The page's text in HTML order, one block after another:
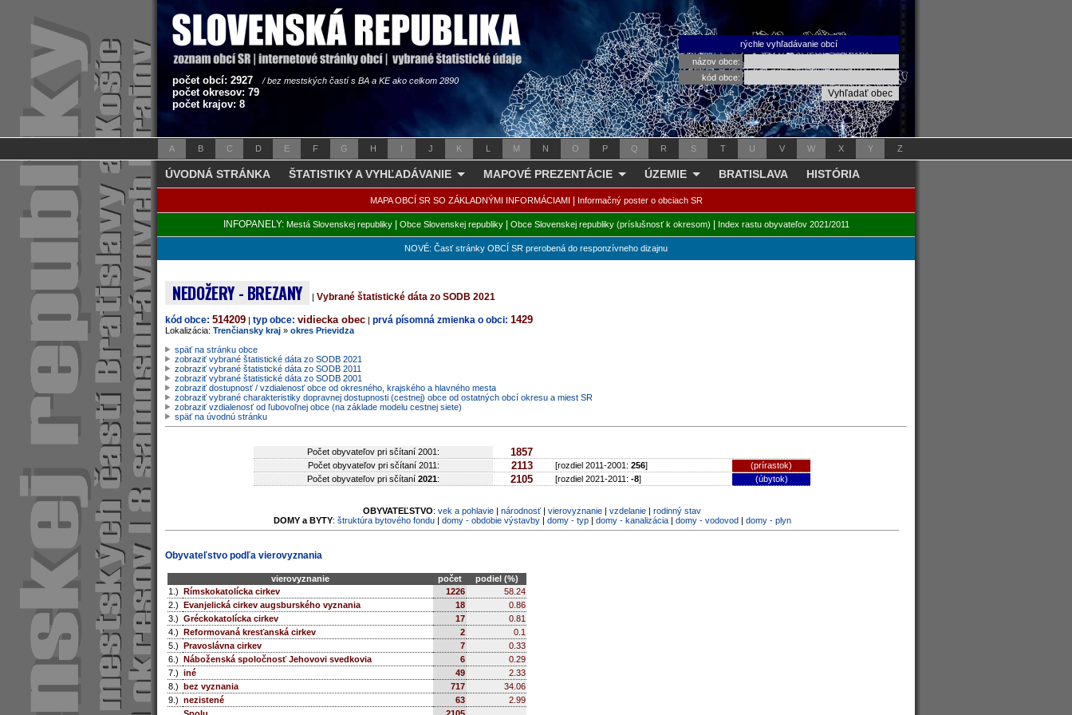
počet obcí: 2927 / bez mestských častí s BA a KE ako celkom 2890
počet okresov: 79
počet krajov: 8
rýchle vyhľadávanie obcí
názov obce:
kód obce:
A B C D E F G H I J K L M N O P Q R S T U V W X Y Z
ÚVODNÁ STRÁNKA ŠTATISTIKY A VYHĽADÁVANIE MAPOVÉ PREZENTÁCIE ÚZEMIE BRATISLAVA HISTÓRIA
MAPA OBCÍ SR SO ZÁKLADNÝMI INFORMÁCIAMI Informačný poster o obciach SR
INFOPANELY: Mestá Slovenskej republiky| Obce Slovenskej republiky| Obce Slovenskej republiky (príslušnosť k okresom) Index rastu obyvateľov 2021/2011
NOVÉ: Časť stránky OBCÍ SR prerobená do responzívneho dizajnu
NEDOŽERY - BREZANY |Vybrané štatistické dáta zo SODB 2021
kód obce: 514209 | typ obce: vidiecka obec | prvá písomná zmienka o obci: 1429
Lokalizácia: Trenčiansky kraj » okres Prievidza
späť na stránku obce
zobraziť vybrané štatistické dáta zo SODB 2021
zobraziť vybrané štatistické dáta zo SODB 2011
zobraziť vybrané štatistické dáta zo SODB 2001
zobraziť dostupnosť / vzdialenosť obce od okresného, krajského a hlavného mesta
zobraziť vybrané charakteristiky dopravnej dostupnosti (cestnej) obce od ostatných obcí okresu a miest SR
zobraziť vzdialenosť od ľubovoľnej obce (na základe modelu cestnej siete)
späť na úvodnú stránku
Počet obyvateľov pri sčítaní 2001: 1857
Počet obyvateľov pri sčítaní 2011: 2113 [rozdiel 2011-2001: 256]
(prírastok)
Počet obyvateľov pri sčítaní 2021: 2105 [rozdiel 2021-2011: -8] (úbytok)
OBYVATEĽSTVO: vek a pohlavie | národnosť| vierovyznanie | vzdelanie | rodinný stav
DOMY a BYTY: štruktúra bytového fondu| domy - obdobie výstavby| domy - typ| domy - kanalizácia| domy - vodovod| domy - plyn
Obyvateľstvo podľa vierovyznania
vierovyznanie počet
podiel (%)
1.) Rímskokatolícka cirkev 1226
58.24
2.) Evanjelická cirkev augsburského vyznania 18
0.86
3.) Gréckokatolícka cirkev 17
0.81
4.) Reformovaná kresťanská cirkev 2
0.1
5.) Pravoslávna cirkev 7
0.33
6.) Náboženská spoločnosť Jehovovi svedkovia 6
0.29
7.) iné 49
2.33
8.) bez vyznania 717
34.06
9.) nezistené 63
2.99